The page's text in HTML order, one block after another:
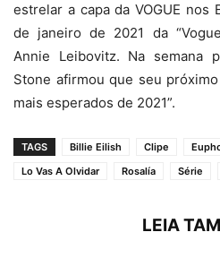
estrelar a capa da VOGUE nos
de janeiro de 2021 da
Annie Leibovitz. Na semana
Stone afirmou que seu
mais esperados de 2021”.
TAGS Billie Eilish Clipe
Lo Vas A Olvidar
Rosalía Série
LEIA